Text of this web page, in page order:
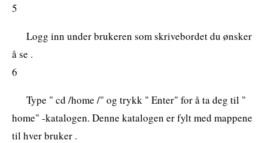
5
Logg inn under brukeren som skrivebordet du ønsker
å se .
6
Type " cd /home /" og trykk " Enter" for å ta deg til "
home" -katalogen. Denne katalogen er fylt med mappene
til hver bruker .